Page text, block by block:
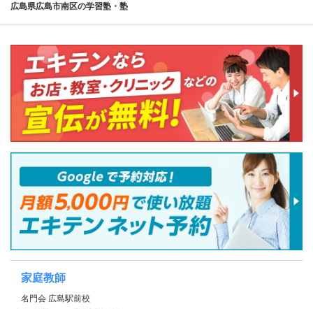
広島県広島市南区の学習塾・塾
家庭教師
名門会 広島駅前校